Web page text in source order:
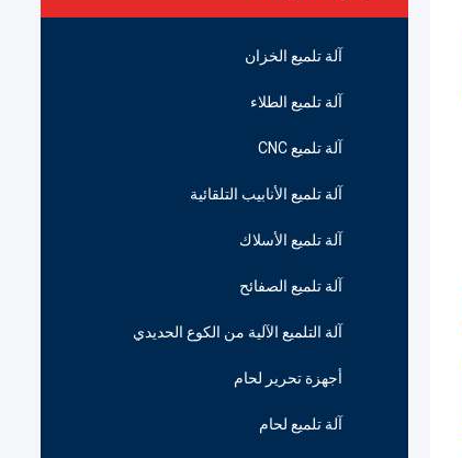
آلة تلميع الخزان
آلة تلميع الطلاء
آلة تلميع CNC
آلة تلميع الأنابيب التلقائية
آلة تلميع الأسلاك
آلة تلميع الصفائح
آلة التلميع الآلية من الكوع الحديدي
أجهزة تحرير لحام
آلة تلميع لحام